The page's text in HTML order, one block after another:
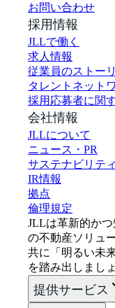
お問い合わせ
採用情報
JLLで働く
求人情報
従業員のストー
タレントネット
採用応募者に関
会社情報
JLLについて
ニュース・PR
サステナビリティ
IR情報
拠点
倫理規定
JLLは革新的か
の不動産ソリュ
共に「明るい未
を踏み出しましょ
提供サービス